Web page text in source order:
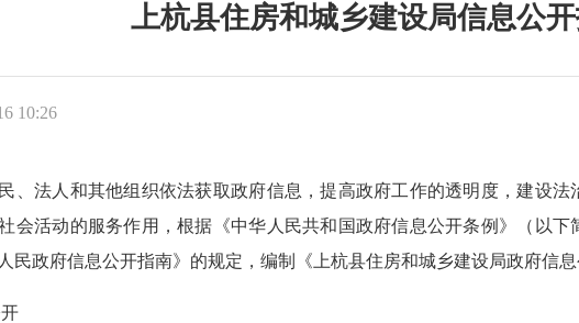
上杭县住房和城乡建设局信息公
10:26
法人和其他组织依法获取政府信息，提高政府工作的透明度，建设法
会活动的服务作用，根据《中华人民共和国政府信息公开条例》（以
民政府信息公开指南》的规定，编制《上杭县住房和城乡建设局政府信